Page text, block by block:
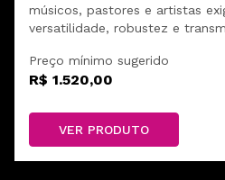
músicos, pastores e artistas
versatilidade, robustez e
Preço mínimo sugerido
R$ 1.520,00
VER PRODUTO